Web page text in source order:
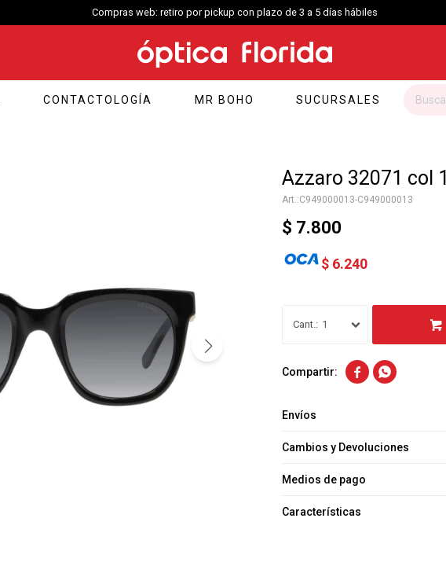
Compras web: retiro por pickup con plazo de 3 a 5 días hábiles
CONTACTOLOGÍA MR BOHO SUCURSALES
Azzaro 32071 col 1
C949000013-C949000013
$ 7.800
$ 6.240
1
 
Envíos
Cambios y Devoluciones
Medios de pago
Características